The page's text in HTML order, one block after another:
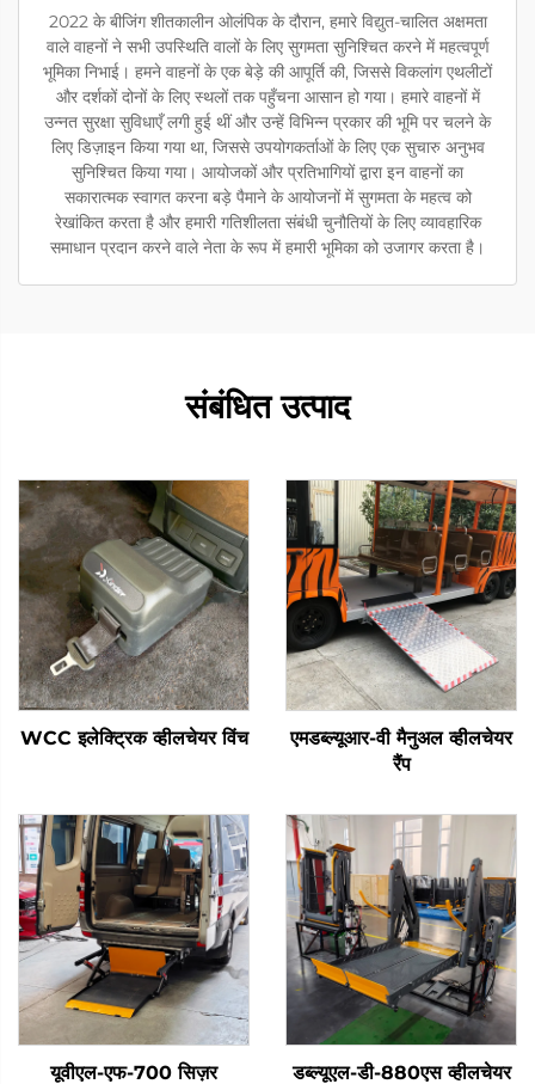
2022 के बीजिंग शीतकालीन ओलंपिक के दौरान, हमारे विद्युत-चालित अक्षमता
वाले वाहनों ने सभी उपस्थिति वालों के लिए सुगमता सुनिश्चित करने में महत्वपूर्ण
भूमिका निभाई। हमने वाहनों के एक बेड़े की आपूर्ति की, जिससे विकलांग एथलीटों
और दर्शकों दोनों के लिए स्थलों तक पहुँचना आसान हो गया। हमारे वाहनों में
उन्नत सुरक्षा सुविधाएँ लगी हुई थीं और उन्हें विभिन्न प्रकार की भूमि पर चलने के
लिए डिज़ाइन किया गया था, जिससे उपयोगकर्ताओं के लिए एक सुचारु अनुभव
सुनिश्चित किया गया। आयोजकों और प्रतिभागियों द्वारा इन वाहनों का
सकारात्मक स्वागत करना बड़े पैमाने के आयोजनों में सुगमता के महत्व को
रेखांकित करता है और हमारी गतिशीलता संबंधी चुनौतियों के लिए व्यावहारिक
समाधान प्रदान करने वाले नेता के रूप में हमारी भूमिका को उजागर करता है।
संबंधित उत्पाद
WCC इलेक्ट्रिक व्हीलचेयर विंच
एमडब्ल्यूआर-वी मैनुअल व्हीलचेयर
रैंप
यूवीएल-एफ-700 सिज़र डब्ल्यूएल-डी-880एस व्हीलचेयर